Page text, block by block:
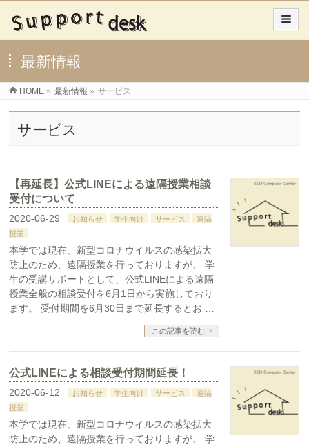
最新情報
HOME » 最新情報 » サービス
サービス
【再延長】公式LINEによる遠隔授業相談
受付について
2020-06-29 お知らせ 学生向け サービス
遠隔
授業
本学では現在、新型コロナウイルスの感染拡大
防止のため、遠隔授業を行っておりますが、 学
生の受講サポートとして、公式LINEによる遠隔
授業全般の相談受付を6月1日から実施しており
ます。 受付期間を6月30日まで延長するとお …
この記事を読む
公式LINEによる相談受付期間延長！
2020-06-12 お知らせ 学生向け サービス
遠隔
授業
本学では現在、新型コロナウイルスの感染拡大
防止のため、遠隔授業を行っておりますが、 学